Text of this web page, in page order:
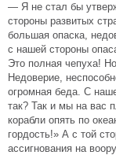
— Я не стал бы
стороны развитых
большая опаска,
с нашей стороны
Это полная чепуха!
Недоверие,
огромная беда. С
так? Так и мы на вас
корабли опять по
гордость!» А с той
ассигнования на